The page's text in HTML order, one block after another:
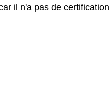
il n'a pas de